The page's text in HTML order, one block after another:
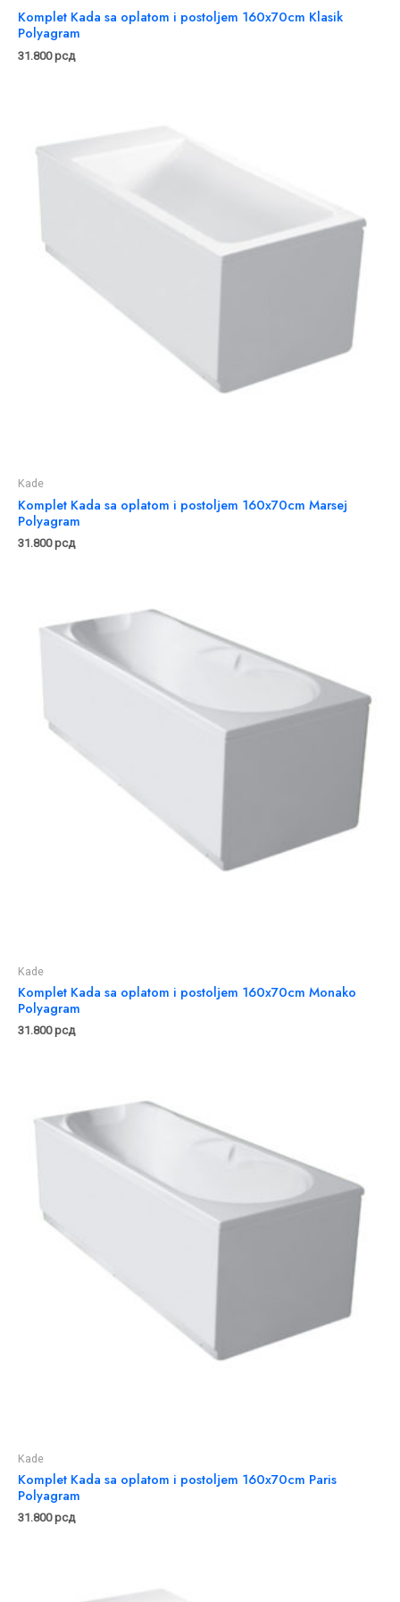
Komplet Kada sa oplatom i postoljem 160x70cm Klasik
Polyagram
31.800рсд
Kade
Komplet Kada sa oplatom i postoljem 160x70cm Marsej
Polyagram
31.800рсд
Kade
Komplet Kada sa oplatom i postoljem 160x70cm Monako
Polyagram
31.800рсд
Kade
Komplet Kada sa oplatom i postoljem 160x70cm Paris
Polyagram
31.800рсд